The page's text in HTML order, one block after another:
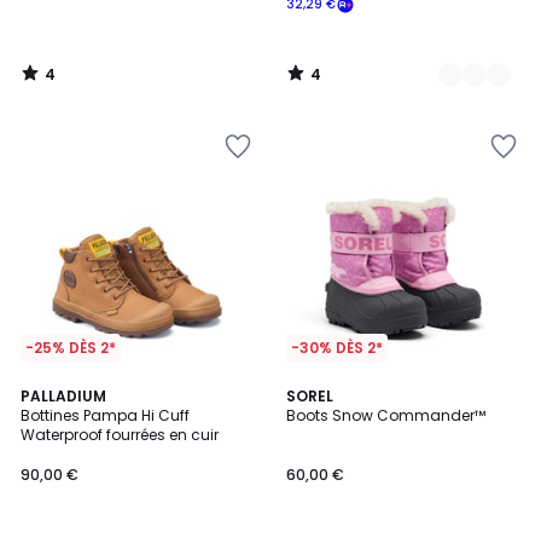
4
/
32,29 €
4
/
-25% DÈS 2*
PALLADIUM
Bottines Pampa Hi Cuff
Waterproof fourrées en cuir
90,00 €
4
/
5
-30% DÈS 2*
SOREL
Boots Snow Commander™
60,00 €
2
Couleurs